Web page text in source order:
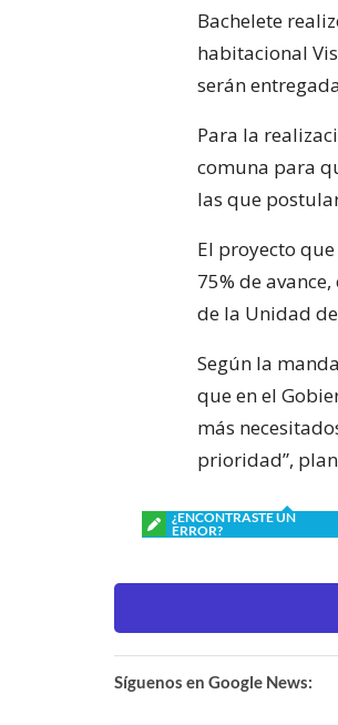
Bachelete
habitacional
serán
Para la
comuna para
las que
El proyecto
75% de
de la Unidad
Según la
que en el
más
prioridad”,
¿ENCONTRASTE UN
ERROR?
Síguenos en Google News: